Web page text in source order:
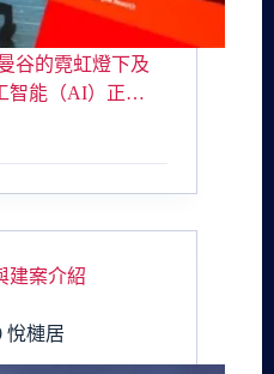
谷的霓虹燈下及
智能（AI）正…
建案介紹
悅槤居